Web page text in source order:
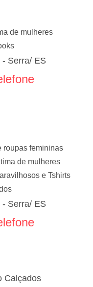
de mulheres
- Serra/ ES
roupas femininas
de mulheres
e Tshirts
- Serra/ ES
Calçados